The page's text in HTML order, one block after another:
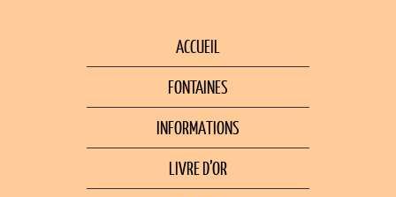
ACCUEIL
FONTAINES
INFORMATIONS
LIVRE D’OR